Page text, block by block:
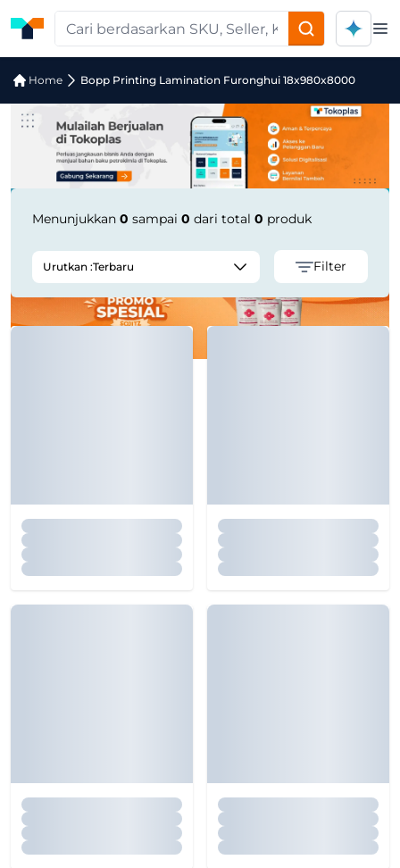
Home Bopp Printing Lamination Furonghui 18x980x8000
Jual Bopp Printing Lamination
Menunjukkan 0 sampai 0 dari total 0 produk
Urutkan :Terbaru Filter